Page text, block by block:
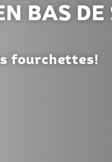
BAS DE
fourchettes!